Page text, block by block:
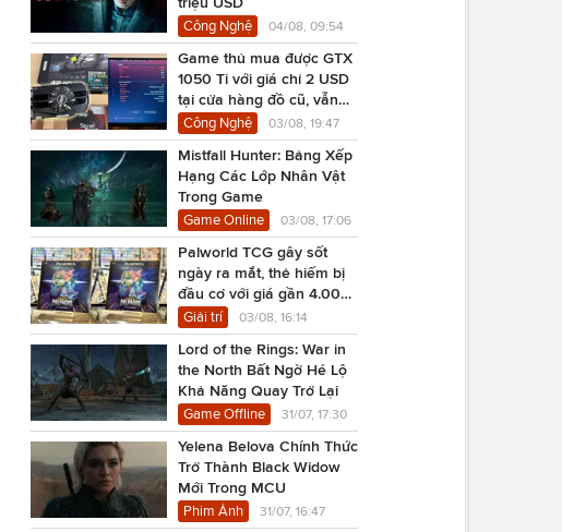
Công Nghệ 04/08, 09:54
Game thủ mua được GTX
1050 Ti với giá chỉ 2 USD
tại cửa hàng đồ cũ, vẫn
chạy Cyberpunk 2077
Công Nghệ 03/08, 19:47
Mistfall Hunter: Bảng Xếp
Hạng Các Lớp Nhân Vật
Trong Game
Game Online 03/08, 17:06
Palworld TCG gây sốt
ngày ra mắt, thẻ hiếm bị
đầu cơ với giá gần 4.000
USD
Giải trí 03/08, 16:14
Lord of the Rings: War in
the North Bất Ngờ Hé Lộ
Khả Năng Quay Trở Lại
Game Offline 31/07, 17:30
Yelena Belova Chính Thức
Trở Thành Black Widow
Mới Trong MCU
Phim Ảnh 31/07, 16:47